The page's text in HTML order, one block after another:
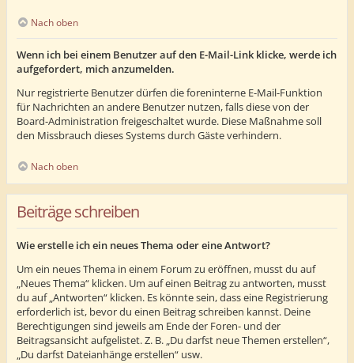
Nach oben
Wenn ich bei einem Benutzer auf den E-Mail-Link klicke, werde ich
aufgefordert, mich anzumelden.
Nur registrierte Benutzer dürfen die foreninterne E-Mail-Funktion
für Nachrichten an andere Benutzer nutzen, falls diese von der
Board-Administration freigeschaltet wurde. Diese Maßnahme soll
den Missbrauch dieses Systems durch Gäste verhindern.
Nach oben
Beiträge schreiben
Wie erstelle ich ein neues Thema oder eine Antwort?
Um ein neues Thema in einem Forum zu eröffnen, musst du auf
„Neues Thema“ klicken. Um auf einen Beitrag zu antworten, musst
du auf „Antworten“ klicken. Es könnte sein, dass eine Registrierung
erforderlich ist, bevor du einen Beitrag schreiben kannst. Deine
Berechtigungen sind jeweils am Ende der Foren- und der
Beitragsansicht aufgelistet. Z. B. „Du darfst neue Themen erstellen“,
„Du darfst Dateianhänge erstellen“ usw.